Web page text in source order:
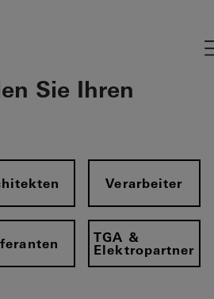
Sie Ihren
Verarbeiter
TGA &
Elektropartner